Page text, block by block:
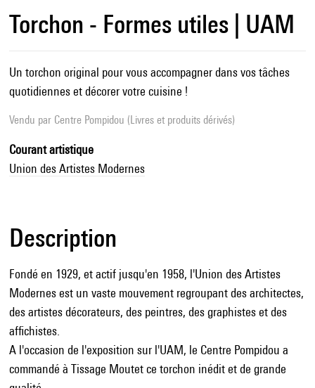
Torchon - Formes utiles | UAM
Un torchon original pour vous accompagner dans vos tâches
quotidiennes et décorer votre cuisine !
Vendu par Centre Pompidou (Livres et produits dérivés)
Courant artistique
Union des Artistes Modernes
Description
Fondé en 1929, et actif jusqu'en 1958, l'Union des Artistes
Modernes est un vaste mouvement regroupant des architectes,
des artistes décorateurs, des peintres, des graphistes et des
affichistes.
A l'occasion de l'exposition sur l'UAM, le Centre Pompidou a
commandé à Tissage Moutet ce torchon inédit et de grande